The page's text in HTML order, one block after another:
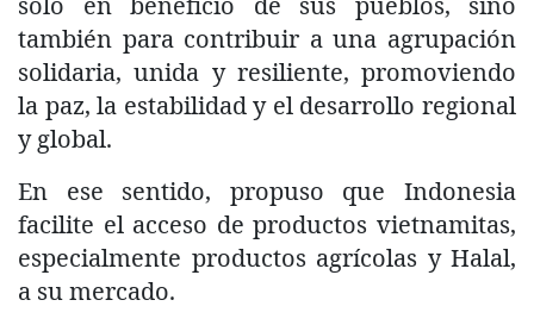
también para contribuir a una agrupación
solidaria, unida y resiliente, promoviendo
la paz, la estabilidad y el desarrollo regional
y global.
En ese sentido, propuso que Indonesia
facilite el acceso de productos vietnamitas,
especialmente productos agrícolas y Halal,
a su mercado.